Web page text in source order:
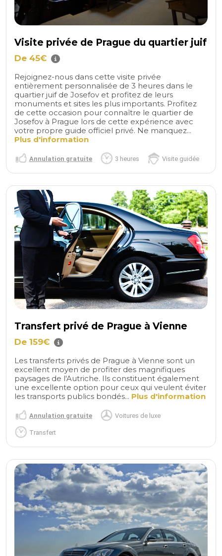
Visite privée de Prague du quartier juif
De 45€
Rejoignez-nous dans cette visite privée
entièrement personnalisée de 3 heures dans le
quartier juif de Josefov et profitez de leurs
monuments et sites les plus importants. Profitez
de cette occasion pour connaître le quartier de
Josefov à Prague lors de cette expérience avec
votre propre guide officiel privé. Ne manquez...
Plus d'information
Annulation gratuite 3 heures Visite guidée
Transfert privé de Prague à Vienne
De 159€
Les transferts privés de Prague à Vienne sont un
excellent moyen de profiter des magnifiques
paysages de l'Autriche. Ils constituent également
une excellente option pour ceux qui veulent éviter
les transports publics bondés... Plus d'information
Annulation gratuite Voitures de luxe
Transfert